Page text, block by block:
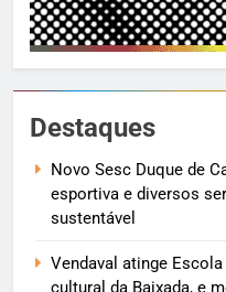
Destaques
Novo Sesc Duque de
esportiva e diversos
sustentável
Vendaval atinge
cultural da Baixada, e